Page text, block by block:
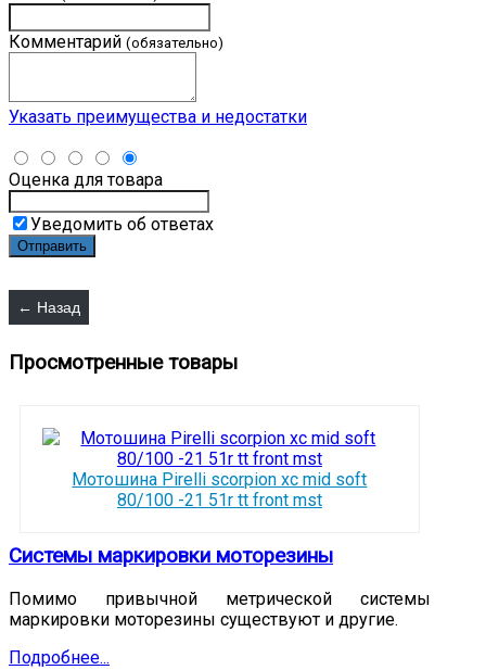
Комментарий (обязательно)
Указать преимущества и недостатки
Оценка для товара
Уведомить об ответах
Просмотренные товары
Мотошина Pirelli scorpion xc mid soft
80/100 -21 51r tt front mst
Системы маркировки моторезины
Помимо привычной метрической системы
маркировки моторезины существуют и другие.
Подробнее...